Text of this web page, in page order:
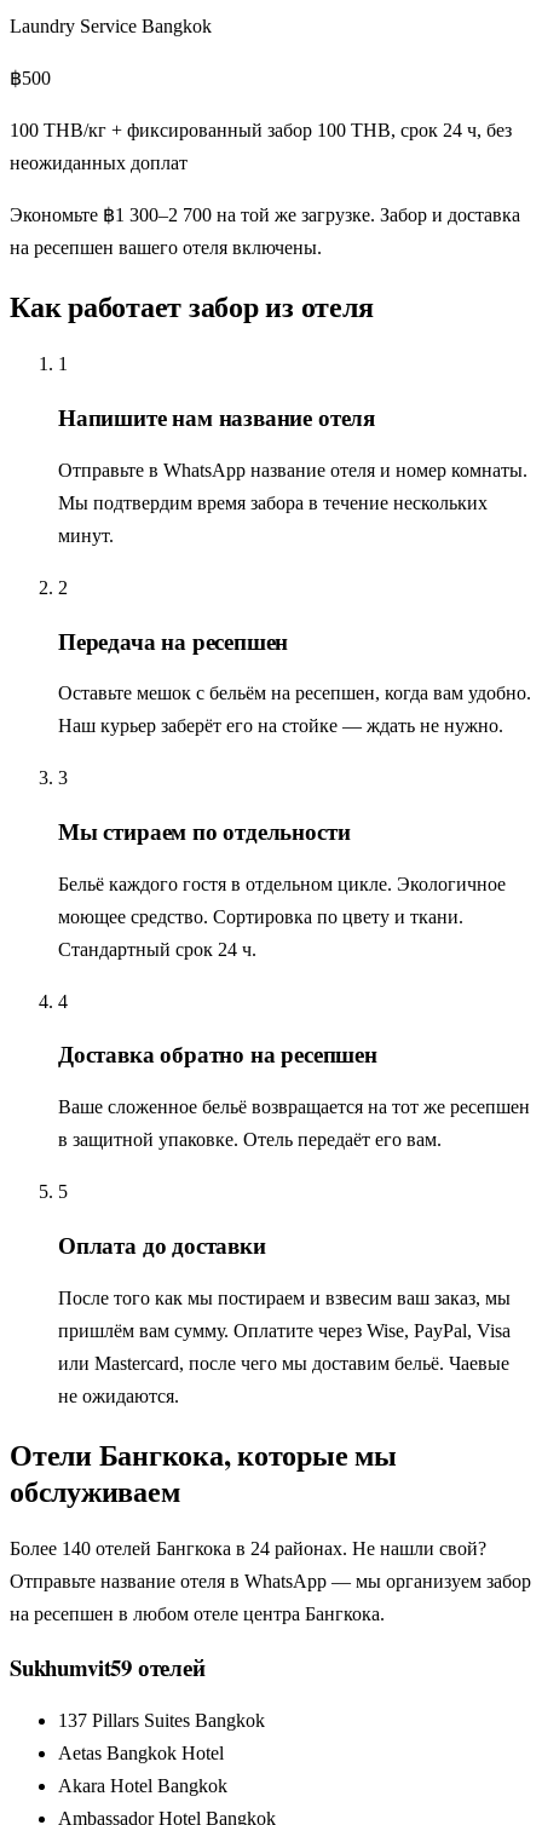
Laundry Service Bangkok
฿500
100 THB/кг + фиксированный забор 100 THB, срок 24 ч, без
неожиданных доплат
Экономьте ฿1 300–2 700 на той же загрузке. Забор и доставка
на ресепшен вашего отеля включены.
Как работает забор из отеля
1
Напишите нам название отеля
Отправьте в WhatsApp название отеля и номер комнаты.
Мы подтвердим время забора в течение нескольких
минут.
2
Передача на ресепшен
Оставьте мешок с бельём на ресепшен, когда вам удобно.
Наш курьер заберёт его на стойке — ждать не нужно.
3
Мы стираем по отдельности
Бельё каждого гостя в отдельном цикле. Экологичное
моющее средство. Сортировка по цвету и ткани.
Стандартный срок 24 ч.
4
Доставка обратно на ресепшен
Ваше сложенное бельё возвращается на тот же ресепшен
в защитной упаковке. Отель передаёт его вам.
5
Оплата до доставки
После того как мы постираем и взвесим ваш заказ, мы
пришлём вам сумму. Оплатите через Wise, PayPal, Visa
или Mastercard, после чего мы доставим бельё. Чаевые
не ожидаются.
Отели Бангкока, которые мы
обслуживаем
Более 140 отелей Бангкока в 24 районах. Не нашли свой?
Отправьте название отеля в WhatsApp — мы организуем забор
на ресепшен в любом отеле центра Бангкока.
Sukhumvit59отелей
137 Pillars Suites Bangkok
Aetas Bangkok Hotel
Akara Hotel Bangkok
Ambassador Hotel Bangkok